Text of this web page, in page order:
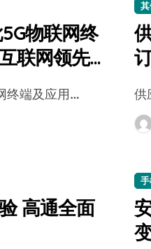
物联网终
联网领先科
终端及应用…
高通全面